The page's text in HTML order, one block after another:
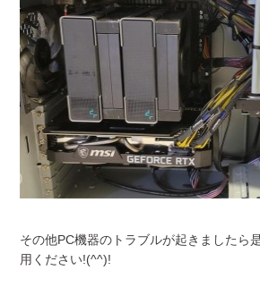
その他PC機器のトラブルが起きましたら
用ください!(^^)!